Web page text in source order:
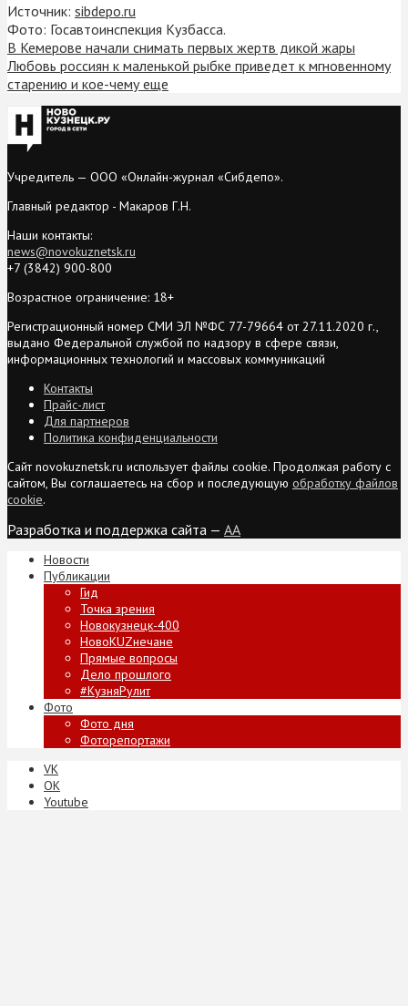
Источник: sibdepo.ru
Фото: Госавтоинспекция Кузбасса.
В Кемерове начали снимать первых жертв дикой жары
Любовь россиян к маленькой рыбке приведет к мгновенному
старению и кое-чему еще
Учредитель — ООО «Онлайн-журнал «Сибдепо».
Главный редактор - Макаров Г.Н.
Наши контакты:
news@novokuznetsk.ru
+7 (3842) 900-800
Возрастное ограничение: 18+
Регистрационный номер СМИ ЭЛ №ФС 77-79664 от 27.11.2020 г.,
выдано Федеральной службой по надзору в сфере связи,
информационных технологий и массовых коммуникаций
Контакты
Прайс-лист
Для партнеров
Политика конфиденциальности
Сайт novokuznetsk.ru использует файлы cookie. Продолжая работу с
сайтом, Вы соглашаетесь на сбор и последующую обработку файлов
cookie.
Разработка и поддержка сайта — AA
Новости
Публикации
Гид
Точка зрения
Новокузнецк-400
НовоKUZнечане
Прямые вопросы
Дело прошлого
#КузняРулит
Фото
Фото дня
Фоторепортажи
VK
ОК
Youtube